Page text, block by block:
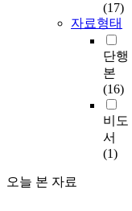
(17)
자료형태
단행
본
(16)
비도
서
(1)
오늘 본 자료